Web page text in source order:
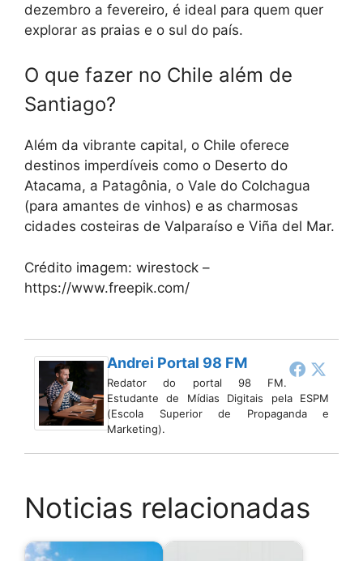
dezembro a fevereiro, é ideal para quem quer
explorar as praias e o sul do país.
O que fazer no Chile além de
Santiago?
Além da vibrante capital, o Chile oferece
destinos imperdíveis como o Deserto do
Atacama, a Patagônia, o Vale do Colchagua
(para amantes de vinhos) e as charmosas
cidades costeiras de Valparaíso e Viña del Mar.
Crédito imagem: wirestock –
https://www.freepik.com/
Andrei Portal 98 FM
Redator do portal 98 FM.
Estudante de Mídias Digitais pela ESPM
(Escola Superior de Propaganda e
Marketing).
Noticias relacionadas